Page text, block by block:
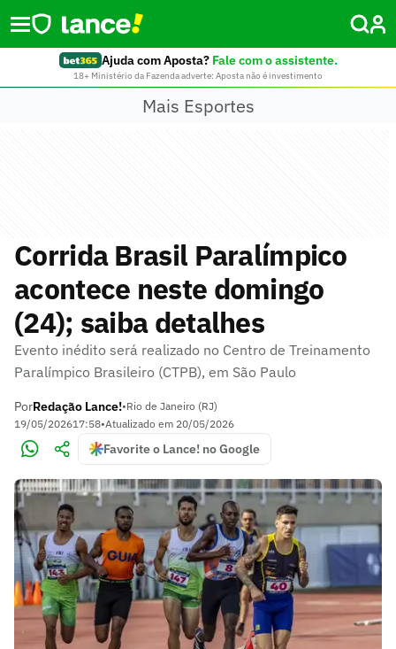
Ajuda com Aposta? Fale com o assistente.
18+ Ministério da Fazenda adverte: Aposta não é investimento
Mais Esportes
Corrida Brasil Paralímpico
acontece neste domingo
(24); saiba detalhes
Evento inédito será realizado no Centro de Treinamento
Paralímpico Brasileiro (CTPB), em São Paulo
PorRedação Lance!•Rio de Janeiro (RJ)
19/05/202617:58•Atualizado em 20/05/2026
Favorite o Lance! no Google